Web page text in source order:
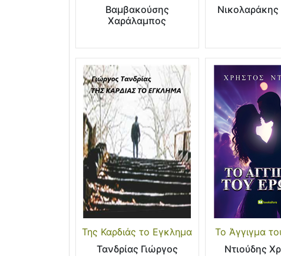
Βαμβακούσης
Χαράλαμπος
Της Καρδιάς το Εγκλημα
Τανδρίας Γιώργος
Το Άγγιγμα
Ντιούδης